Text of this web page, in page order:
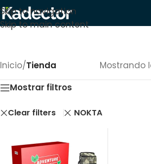
Skip to navigation
Skip to main content
Inicio/Tienda
Mostrando
Mostrar filtros
Clear filters NOKTA